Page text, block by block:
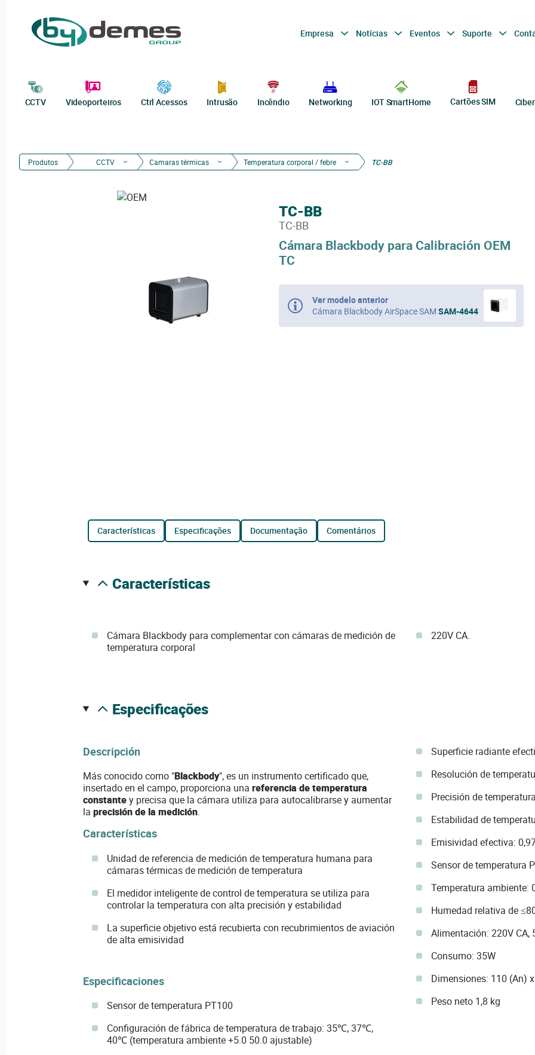
Empresa Notícias Eventos Suporte
CCTV Videoporteiros Ctrl Acessos Intrusão Incêndio Networking IOT SmartHome Cartões SIM
Produtos CCTV Camaras térmicas Temperatura corporal / febre TC-BB
Cámara Blackbody para Calibración OEM
TC
TC-BB
TC-BB
Ver modelo anterior
Cámara Blackbody AirSpace SAM SAM-4644
características especificações documentação comentários
características
Cámara Blackbody para complementar con cámaras de medición de
temperatura corporal
220V CA.
especificações
Descripción
Más conocido como "Blackbody", es un instrumento certificado que,
insertado en el campo, proporciona una referencia de temperatura
constantey precisa que la cámara utiliza para autocalibrarse y aumentar
la precisión de la medición.
Características
Unidad de referencia de medición de temperatura humana para
cámaras térmicas de medición de temperatura
El medidor inteligente de control de temperatura se utiliza para
controlar la temperatura con alta precisión y estabilidad
La superficie objetivo está recubierta con recubrimientos de aviación
de alta emisividad
Especificaciones
Sensor de temperatura PT100
Configuración de fábrica de temperatura de trabajo: 35℃, 37℃,
40℃ (temperatura ambiente +5.0 50.0 ajustable)
Superficie radiante
Resolución de
Precisión de
Estabilidad de
Emisividad efectiva:
Sensor de temperatura
Temperatura
Humedad relativa de
Alimentación: 220V CA,
Consumo: 35W
Dimensiones: 110 (An)
Peso neto 1,8 kg